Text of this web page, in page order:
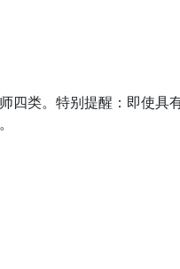
四类。特别提醒：即使具